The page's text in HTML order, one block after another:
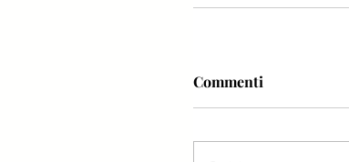
Commenti